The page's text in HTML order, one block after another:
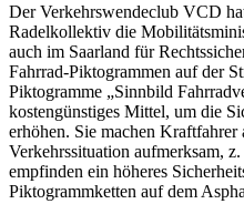
Der Verkehrswendeclub VCD
Radelkollektiv die
auch im Saarland für
Fahrrad-Piktogrammen auf der
Piktogramme „Sinnbild
kostengünstiges Mittel, um die
erhöhen. Sie machen Kraftfahrer
Verkehrssituation aufmerksam,
empfinden ein höheres
Piktogrammketten auf dem